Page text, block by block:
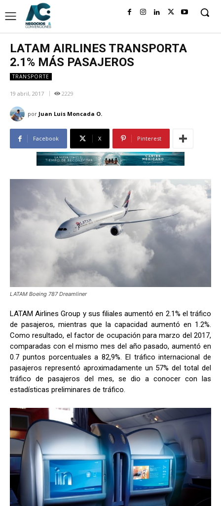
LATAM AIRLINES TRANSPORTA
2.1% MÁS PASAJEROS
TRANSPORTE
19 abril, 2017 2229
por Juan Luis Moncada O.
Facebook X Pinterest
LATAM Boeing 787 Dreamliner
LATAM Airlines Group y sus filiales aumentó en 2.1% el tráfico
de pasajeros, mientras que la capacidad aumentó en 1.2%.
Como resultado, el factor de ocupación para marzo del 2017,
comparadas con el mismo mes del año pasado, aumentó en
0.7 puntos porcentuales a 82,9%. El tráfico internacional de
pasajeros representó aproximadamente un 57% del total del
tráfico de pasajeros del mes, se dio a conocer con las
estadísticas preliminares de tráfico.